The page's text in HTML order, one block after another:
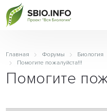
Главная Форумы Биология
Помогите пожалуйста!!!
Помогите